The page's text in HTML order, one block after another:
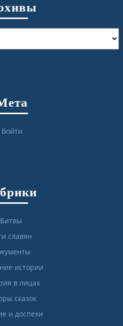
Войти
Битвы
славян
истории
в лицах
сказок
и доспехи